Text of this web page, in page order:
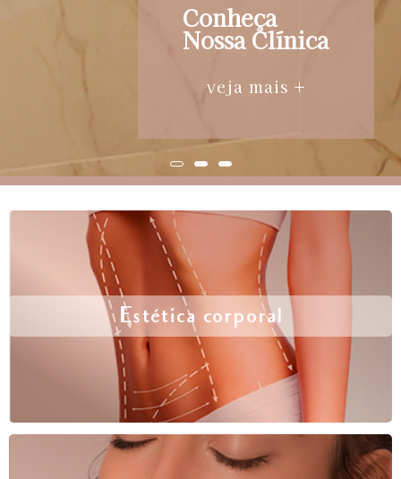
Conheça
Nossa Clínica
veja mais +
Estética corporal